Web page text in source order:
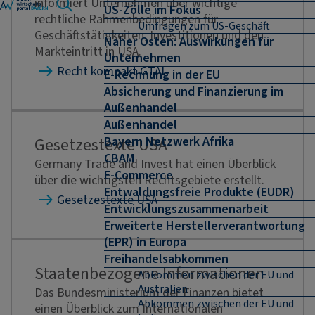
US-Zölle im Fokus
Umfragen zum US-Geschäft
Naher Osten: Auswirkungen für
Unternehmen
E-Rechnung in der EU
Absicherung und Finanzierung im
Außenhandel
Außenhandel
Bayern Netzwerk Afrika
CBAM
E-Commerce
Entwaldungsfreie Produkte (EUDR)
Entwicklungszusammenarbeit
Erweiterte Herstellerverantwortung
(EPR) in Europa
Freihandelsabkommen
Abkommen zwischen der EU und
Australien
Abkommen zwischen der EU und
rechtliche Rahmenbedingungen für
Geschäftstätigkeiten, Investitionen und den
Markteintritt in USA.
Recht kompakt GTAI
Gesetzestexte USA
Germany Trade and Invest hat einen Überblick
über die wichtigsten Rechtsgebiete erstellt.
Gesetzestexte USA
Staatenbezogene Informationen
Das Bundesministerium der Finanzen bietet
einen Überblick zum Internationalen